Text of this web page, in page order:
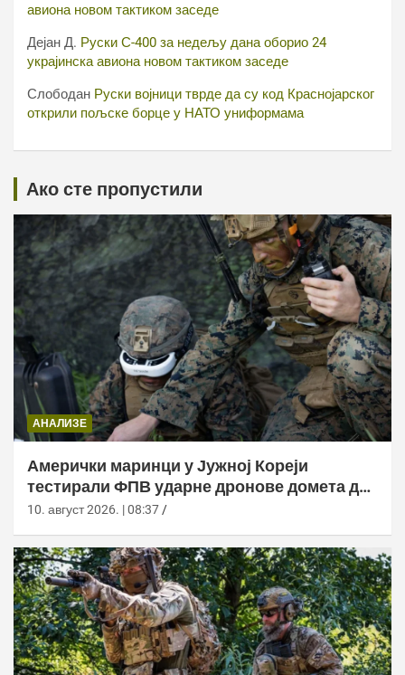
авиона новом тактиком заседе
Дејан Д. Руски С-400 за недељу дана оборио 24
украјинска авиона новом тактиком заседе
Слободан Руски војници тврде да су код Краснојарског
открили пољске борце у НАТО униформама
Ако сте пропустили
АНАЛИЗЕ
Амерички маринци у Јужној Кореји
тестирали ФПВ ударне дронове домета до
20 километара
10. август 2026. | 08:37